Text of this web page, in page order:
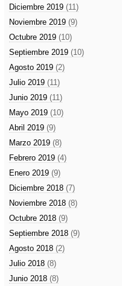
Diciembre 2019 (11)
Noviembre 2019 (9)
Octubre 2019 (10)
Septiembre 2019 (10)
Agosto 2019 (2)
Julio 2019 (11)
Junio 2019 (11)
Mayo 2019 (10)
Abril 2019 (9)
Marzo 2019 (8)
Febrero 2019 (4)
Enero 2019 (9)
Diciembre 2018 (7)
Noviembre 2018 (8)
Octubre 2018 (9)
Septiembre 2018 (9)
Agosto 2018 (2)
Julio 2018 (8)
Junio 2018 (8)